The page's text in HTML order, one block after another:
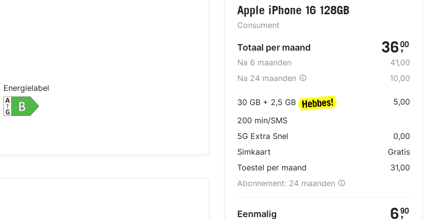
Energielabel
Apple iPhone 16 128GB
Consument
Totaal per maand 36,
00
Na 6 maanden
41,00
Na 24 maanden 10,00
30 GB + 2,5 GB
5,00
200 min/SMS
5G Extra Snel
0,00
Simkaart
Gratis
Toestel per maand
31,00
Abonnement: 24 maanden
Eenmalig 6,
90